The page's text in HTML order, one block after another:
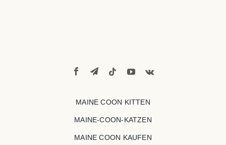
MAINE COON KITTEN
MAINE-COON-KATZEN
MAINE COON KAUFEN